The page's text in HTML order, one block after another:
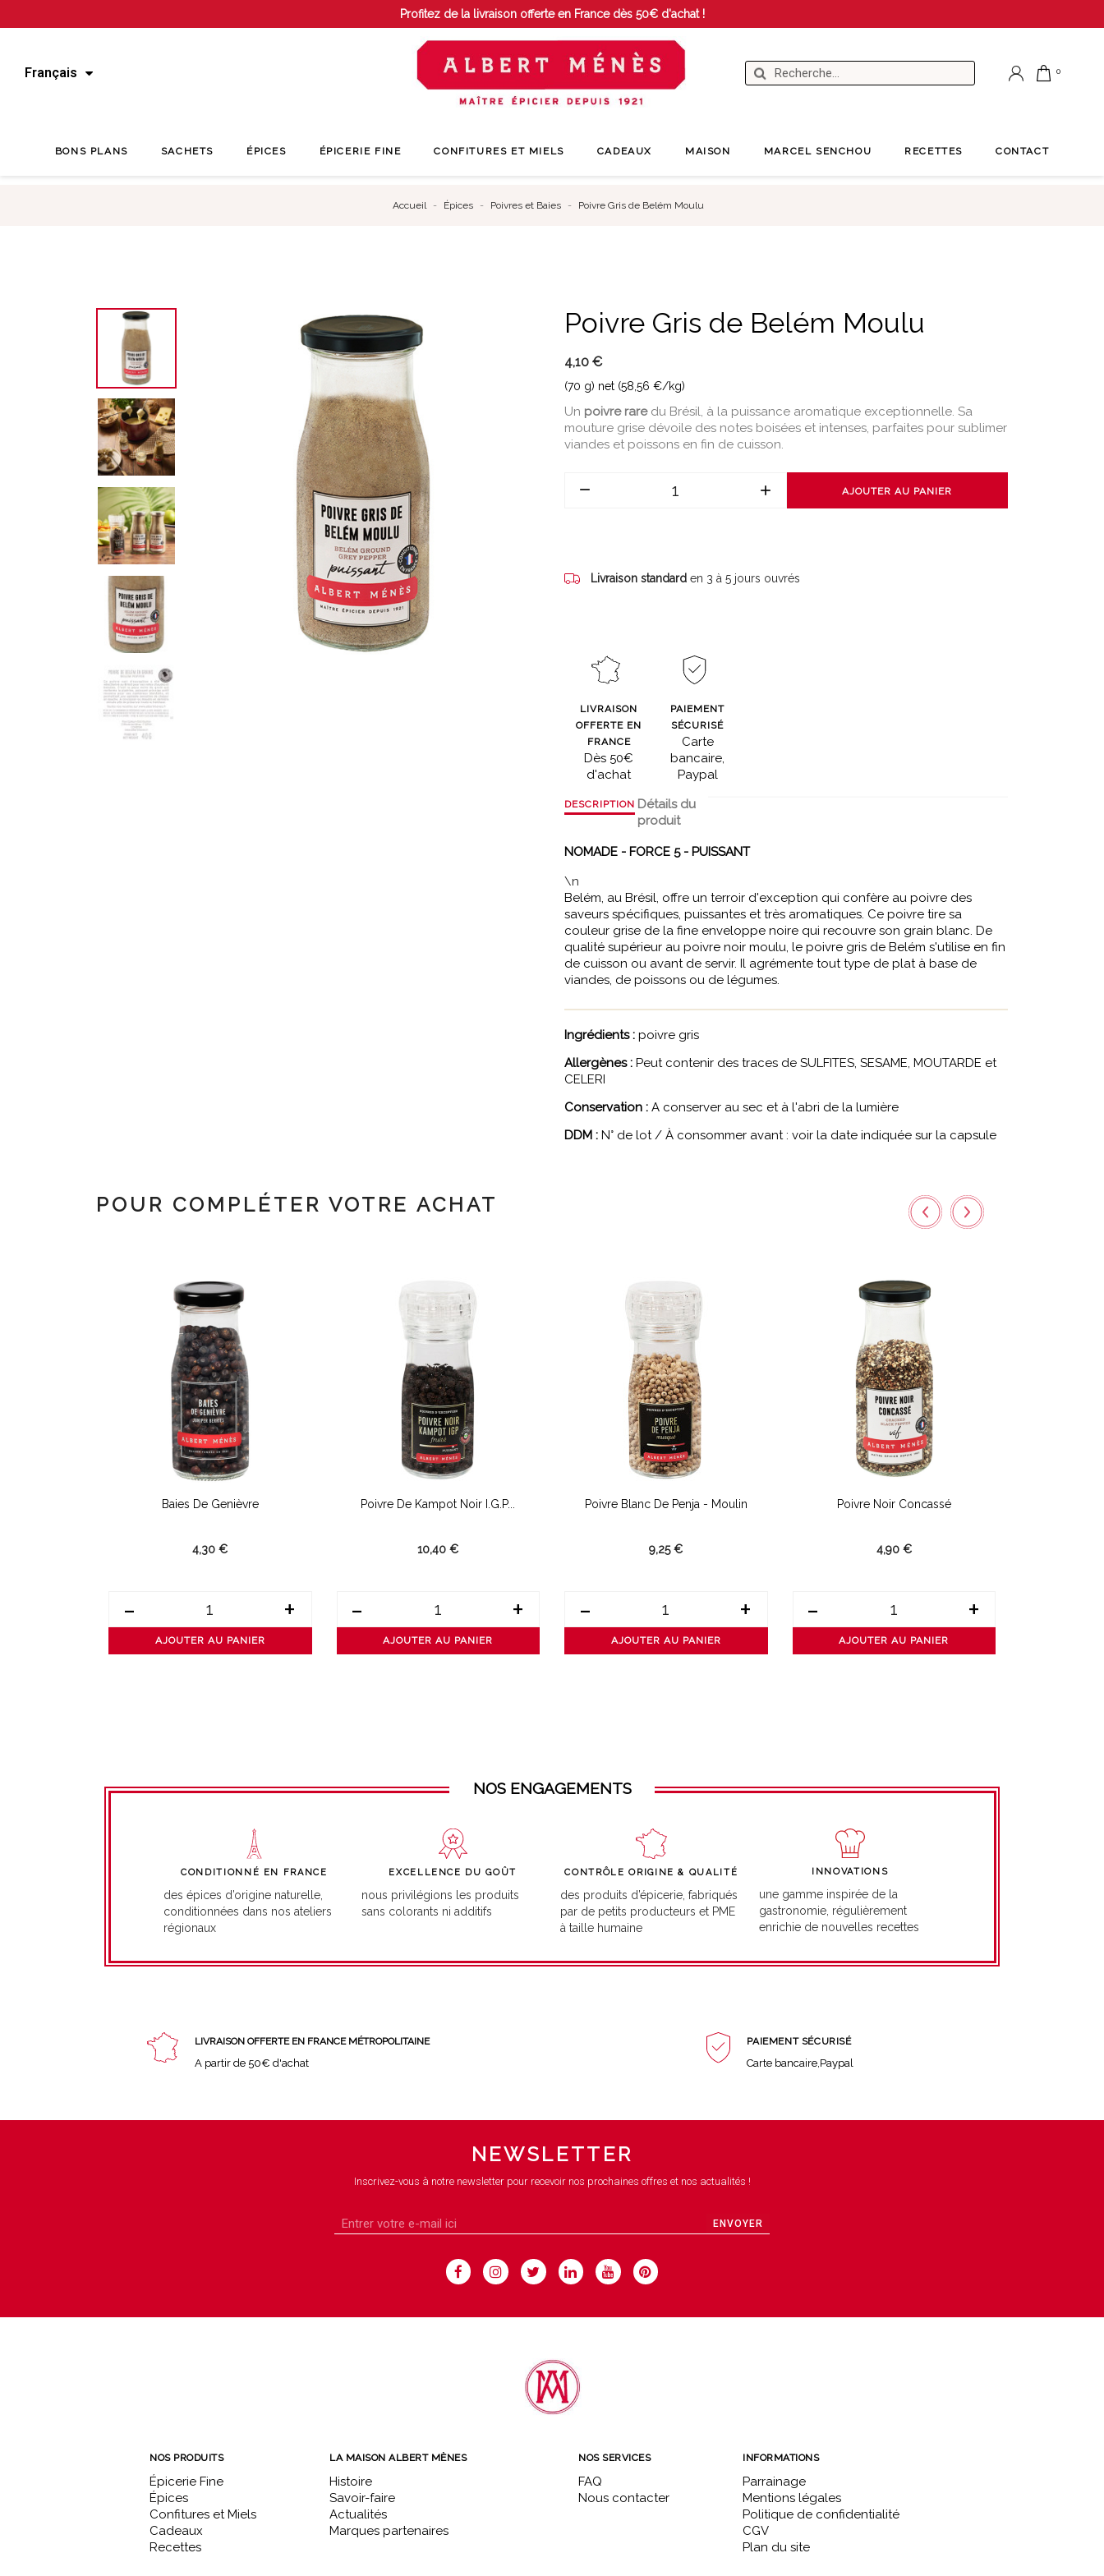
Profitez de la livraison offerte en France dès 50€ d'achat !
Français
BONS PLANS SACHETS ÉPICES ÉPICERIE FINE CONFITURES ET MIELS CADEAUX MAISON MARCEL SENCHOU RECETTES CONTACT
Accueil Épices Poivres et Baies Poivre Gris de Belém Moulu
Poivre Gris de Belém Moulu
4,10 €
(70 g) net (58,56 €/kg)
Un poivre raredu Brésil, à la puissance aromatique exceptionnelle. Sa
mouture grise dévoile des notes boisées et intenses, parfaites pour sublimer
viandes et poissons en fin de cuisson.
AJOUTER AU PANIER
Livraison standard en 3 à 5 jours ouvrés
LIVRAISON
OFFERTE EN
FRANCE
Dès 50€
d'achat
PAIEMENT
SÉCURISÉ
Carte
bancaire,
Paypal
DESCRIPTION Détails du
produit
NOMADE - FORCE 5 - PUISSANT
\n
Belém, au Brésil, offre un terroir d'exception qui confère au poivre des
saveurs spécifiques, puissantes et très aromatiques. Ce poivre tire sa
couleur grise de la fine enveloppe noire qui recouvre son grain blanc. De
qualité supérieur au poivre noir moulu, le poivre gris de Belém s'utilise en fin
de cuisson ou avant de servir. Il agrémente tout type de plat à base de
viandes, de poissons ou de légumes.
Ingrédients : poivre gris
Allergènes : Peut contenir des traces de SULFITES, SESAME, MOUTARDE et
CELERI
Conservation : A conserver au sec et à l'abri de la lumière
DDM : N° de lot / À consommer avant : voir la date indiquée sur la capsule
POUR COMPLÉTER VOTRE ACHAT
Baies De Genièvre
4,30 €
- +
AJOUTER AU PANIER
Poivre De Kampot Noir I.G.P...
10,40 €
- +
AJOUTER AU PANIER
Poivre Blanc De Penja - Moulin
9,25 €
- +
AJOUTER AU PANIER
Poivre Noir Concassé
4,90 €
- +
AJOUTER AU PANIER
NOS ENGAGEMENTS
CONDITIONNÉ EN FRANCE
des épices d’origine naturelle,
conditionnées dans nos ateliers
régionaux
EXCELLENCE DU GOÛT
nous privilégions les produits
sans colorants ni additifs
CONTRÔLE ORIGINE & QUALITÉ
des produits d’épicerie, fabriqués
par de petits producteurs et PME
à taille humaine
INNOVATIONS
une gamme inspirée de la
gastronomie, régulièrement
enrichie de nouvelles recettes
LIVRAISON OFFERTE EN FRANCE MÉTROPOLITAINE
A partir de 50€ d'achat
PAIEMENT SÉCURISÉ
Carte bancaire,Paypal
NEWSLETTER
Inscrivez-vous à notre newsletter pour recevoir nos prochaines offres et nos actualités !
ENVOYER
NOS PRODUITS
Épicerie Fine
Épices
Confitures et Miels
Cadeaux
Recettes
LA MAISON ALBERT MÈNES
Histoire
Savoir-faire
Actualités
Marques partenaires
NOS SERVICES
FAQ
Nous contacter
INFORMATIONS
Parrainage
Mentions légales
Politique de confidentialité
CGV
Plan du site